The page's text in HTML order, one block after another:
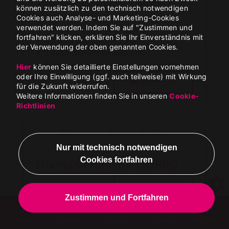
• Brandschutz-Aussentür mit CE-
Kennzeichnung
• Aussentür thermisch getrennt
• Gute Einbruchhemmung
• 5-fach-Sicherheitsschloss
• Sehr gutes Preis-/Leistungsverhältnis
anzeigen
Hörmann Haustür ISOPRO
können zusätzlich zu den technisch notwendigen
Cookies auch Analyse- und Marketing-Cookies
verwendet werden. Indem Sie auf "Zustimmen und
fortfahren" klicken, erklären Sie Ihr Einverständnis mit
der Verwendung der oben genannten Cookies.
Hier können Sie detaillierte Einstellungen vornehmen
oder Ihre Einwilligung (ggf. auch teilweise) mit Wirkung
für die Zukunft widerrufen.
Weitere Informationen finden Sie in unserenCookie-
Richtlinien